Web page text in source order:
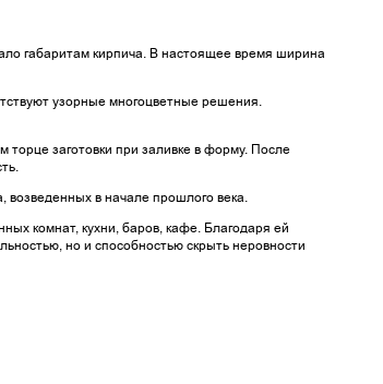
габаритам кирпича. В настоящее время ширина
узорные многоцветные решения.
заготовки при заливке в форму. После
возведенных в начале прошлого века.
комнат, кухни, баров, кафе. Благодаря ей
но и способностью скрыть неровности